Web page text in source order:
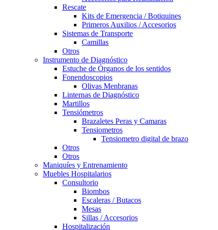
Rescate
Kits de Emergencia / Botiquines
Primeros Auxilios / Accesorios
Sistemas de Transporte
Camillas
Otros
Instrumento de Diagnóstico
Estuche de Órganos de los sentidos
Fonendoscopios
Olivas Menbranas
Linternas de Diagnóstico
Martillos
Tensiómetros
Brazaletes Peras y Camaras
Tensiometros
Tensiometro digital de brazo
Otros
Otros
Maniquíes y Entrenamiento
Muebles Hospitalarios
Consultorio
Biombos
Escaleras / Butacos
Mesas
Sillas / Accesorios
Hospitalización